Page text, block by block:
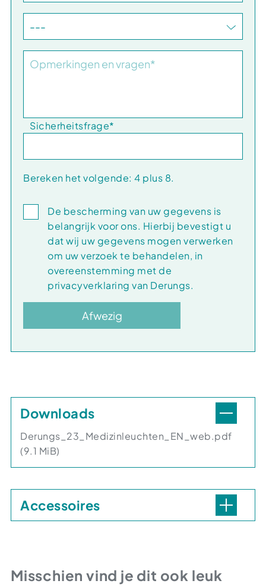
Sicherheitsfrage*
Bereken het volgende: 4 plus 8.
De bescherming van uw gegevens is
belangrijk voor ons. Hierbij bevestigt u
dat wij uw gegevens mogen verwerken
om uw verzoek te behandelen, in
overeenstemming met de
privacyverklaring van Derungs.
Afwezig
Downloads
Derungs_23_Medizinleuchten_EN_web.pdf
(9.1 MiB)
Accessoires
Misschien vind je dit ook leuk